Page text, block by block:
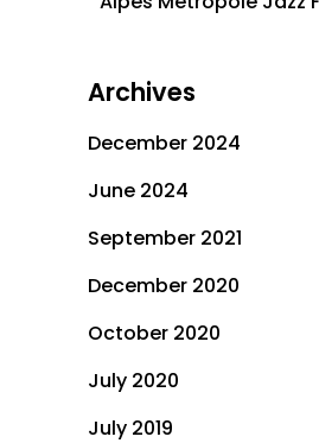
Archives
December 2024
June 2024
September 2021
December 2020
October 2020
July 2020
July 2019